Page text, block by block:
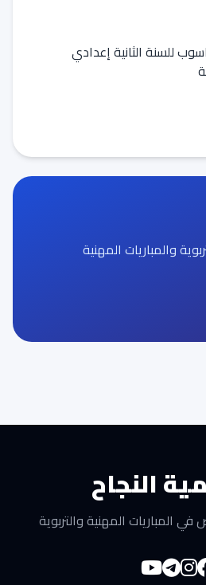
للسنة الثانية إعدادي
والمباريات المهنية
النجاح
المهنية والتربوية